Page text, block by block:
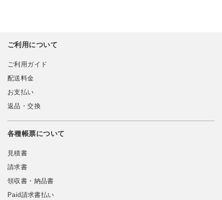
ご利用について
ご利用ガイド
配送料金
お支払い
返品・交換
各種帳票について
見積書
請求書
領収書・納品書
Paid請求書払い